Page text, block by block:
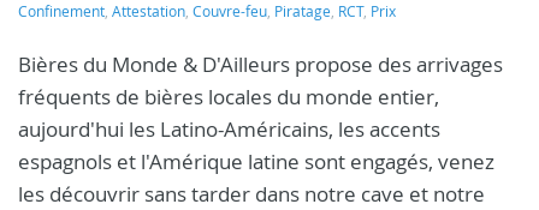
Confinement Attestation Couvre-feu Piratage RCT, Prix
Bières du Monde & D'Ailleurs propose des arrivages
fréquents de bières locales du monde entier,
aujourd'hui les Latino-Américains, les accents
espagnols et l'Amérique latine sont engagés, venez
les découvrir sans tarder dans notre cave et notre